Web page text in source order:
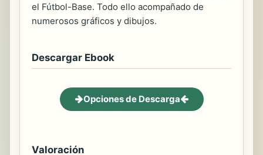
el Fútbol-Base. Todo ello acompañado de
numerosos gráficos y dibujos.
Descargar Ebook
Opciones de Descarga
Valoración